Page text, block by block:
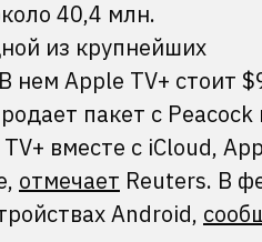
40,4 млн.
из крупнейших
Apple TV+ стоит
пакет с
вместе с iCloud,
отмечает Reuters. В
Android,